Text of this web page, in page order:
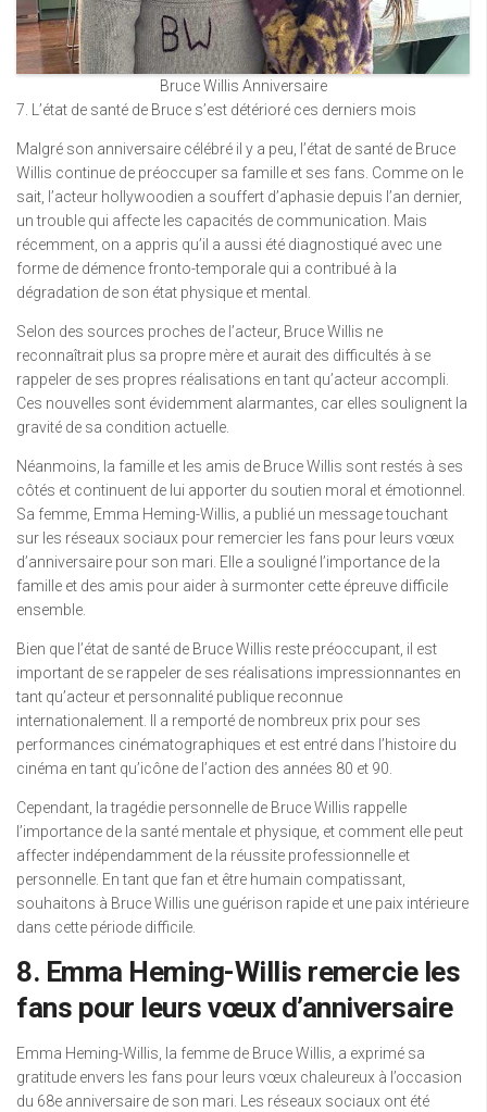
Bruce Willis Anniversaire
7. L’état de santé de Bruce s’est détérioré ces derniers mois
Malgré son anniversaire célébré il y a peu, l’état de santé de Bruce
Willis continue de préoccuper sa famille et ses fans. Comme on le
sait, l’acteur hollywoodien a souffert d’aphasie depuis l’an dernier,
un trouble qui affecte les capacités de communication. Mais
récemment, on a appris qu’il a aussi été diagnostiqué avec une
forme de démence fronto-temporale qui a contribué à la
dégradation de son état physique et mental.
Selon des sources proches de l’acteur, Bruce Willis ne
reconnaîtrait plus sa propre mère et aurait des difficultés à se
rappeler de ses propres réalisations en tant qu’acteur accompli.
Ces nouvelles sont évidemment alarmantes, car elles soulignent la
gravité de sa condition actuelle.
Néanmoins, la famille et les amis de Bruce Willis sont restés à ses
côtés et continuent de lui apporter du soutien moral et émotionnel.
Sa femme, Emma Heming-Willis, a publié un message touchant
sur les réseaux sociaux pour remercier les fans pour leurs vœux
d’anniversaire pour son mari. Elle a souligné l’importance de la
famille et des amis pour aider à surmonter cette épreuve difficile
ensemble.
Bien que l’état de santé de Bruce Willis reste préoccupant, il est
important de se rappeler de ses réalisations impressionnantes en
tant qu’acteur et personnalité publique reconnue
internationalement. Il a remporté de nombreux prix pour ses
performances cinématographiques et est entré dans l’histoire du
cinéma en tant qu’icône de l’action des années 80 et 90.
Cependant, la tragédie personnelle de Bruce Willis rappelle
l’importance de la santé mentale et physique, et comment elle peut
affecter indépendamment de la réussite professionnelle et
personnelle. En tant que fan et être humain compatissant,
souhaitons à Bruce Willis une guérison rapide et une paix intérieure
dans cette période difficile.
8. Emma Heming-Willis remercie les
fans pour leurs vœux d’anniversaire
Emma Heming-Willis, la femme de Bruce Willis, a exprimé sa
gratitude envers les fans pour leurs vœux chaleureux à l’occasion
du 68e anniversaire de son mari. Les réseaux sociaux ont été